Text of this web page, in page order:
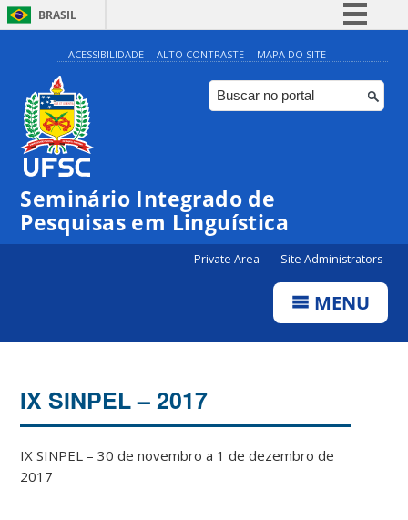
BRASIL
Simplifique!
Comunica BR
Participe
Canais
ACESSIBILIDADE ALTO CONTRASTE MAPA DO SITE
Seminário Integrado de
Pesquisas em Linguística
Private Area Site Administrators
MENU
IX SINPEL – 2017
IX SINPEL – 30 de novembro a 1 de dezembro de
2017